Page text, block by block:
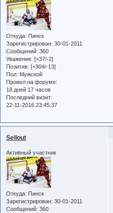
Откуда: Пинск
Зарегистрирован: 30-01-2011
Сообщений: 360
Уважение: [+37/-2]
Позитив: [+304/-13]
Пол: Мужской
Провел на форуме:
18 дней 17 часов
Последний визит:
22-11-2016 23:45:37
Sellout
Активный участник
Откуда: Пинск
Зарегистрирован: 30-01-2011
Сообщений: 360